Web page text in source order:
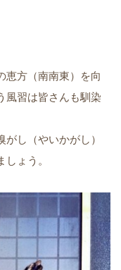
恵方（南南東）を向
風習は皆さんも馴染
し（やいかがし）
ょう。